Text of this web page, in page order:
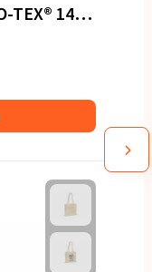
Schoudertas katoen OEKO-TEX® 140g/m² 38x10x42cm